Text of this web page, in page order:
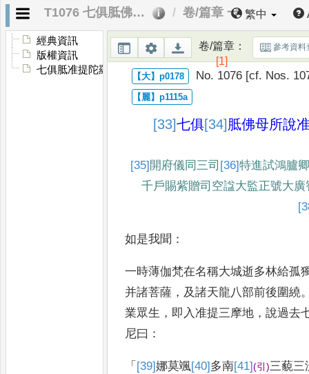
T1076 七俱胝佛母所說准提陀羅尼經 卷/篇章 一 繁中
經典資訊
版權資訊
七俱胝准提陀羅尼念誦儀軌
卷/篇章：
[1]
參考資料
No. 1076 [cf. Nos.
[33]七俱[34] 胝佛母所說
[35] 開府儀同三司 [36]特進試鴻臚
千戶賜紫贈司空諡大監正號大廣
如是我聞 ：
一時薄伽梵在名稱大城逝多林給孤
并諸菩薩 ， 及諸天龍八部前後圍繞
業眾生 ， 即 入准提三摩地 ，說過去
尼曰 ：
「 [39]娜莫颯[40] 多南[41](引)三藐三